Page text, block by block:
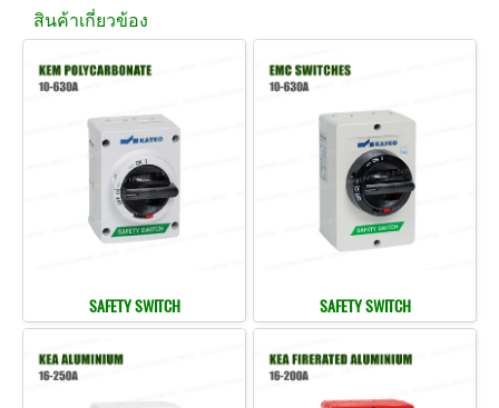
สินค้าเกี่ยวข้อง
SAFETY SWITCH SAFETY SWITCH